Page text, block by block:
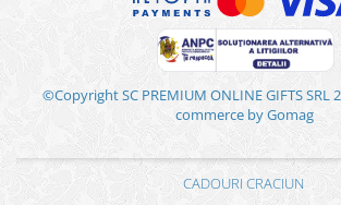
©Copyright SC PREMIUM ONLINE GIFTS SRL
commerce by Gomag
CADOURI CRACIUN